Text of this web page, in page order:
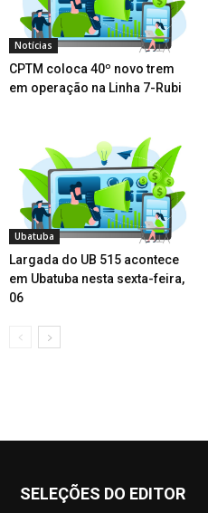
Notícias
CPTM coloca 40º novo trem
em operação na Linha 7-Rubi
Ubatuba
Largada do UB 515 acontece
em Ubatuba nesta sexta-feira,
06
SELEÇÕES DO EDITOR